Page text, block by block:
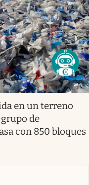
en un terreno
de
con 850 bloques